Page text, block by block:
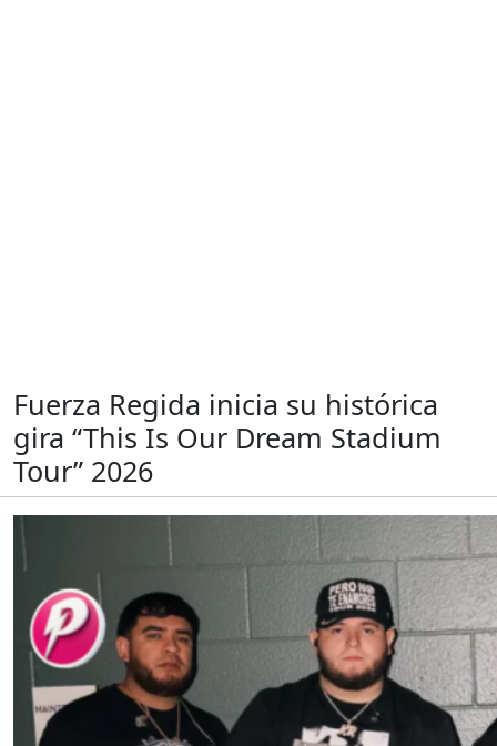
Fuerza Regida inicia su histórica
gira “This Is Our Dream Stadium
Tour” 2026